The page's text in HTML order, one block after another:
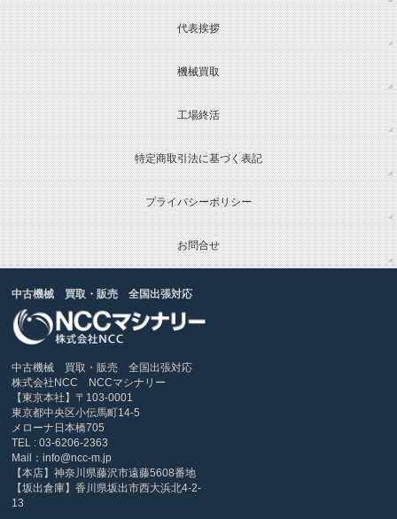
代表挨拶
機械買取
工場終活
特定商取引法に基づく表記
プライバシーポリシー
お問合せ
中古機械 買取・販売 全国出張対応
中古機械 買取・販売 全国出張対応
株式会社NCC NCCマシナリー
【東京本社】〒103-0001
東京都中央区小伝馬町14-5
メローナ日本橋705
TEL : 03-6206-2363
Mail：info@ncc-m.jp
【本店】神奈川県藤沢市遠藤5608番地
【坂出倉庫】香川県坂出市西大浜北4-2-
13